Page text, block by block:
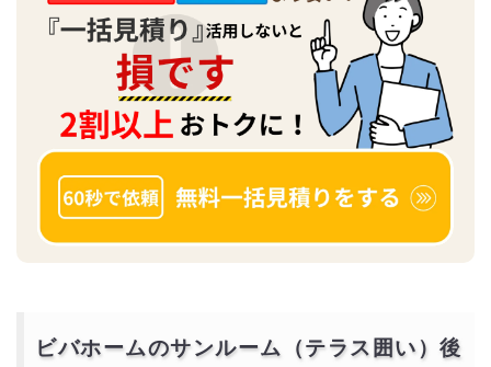
ビバホームのサンルーム（テラス囲い）後